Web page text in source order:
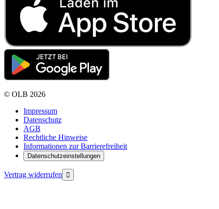
© OLB 2026
Impressum
Datenschutz
AGB
Rechtliche Hinweise
Informationen zur Barrierefreiheit
Datenschutzeinstellungen
Vertrag widerrufen 